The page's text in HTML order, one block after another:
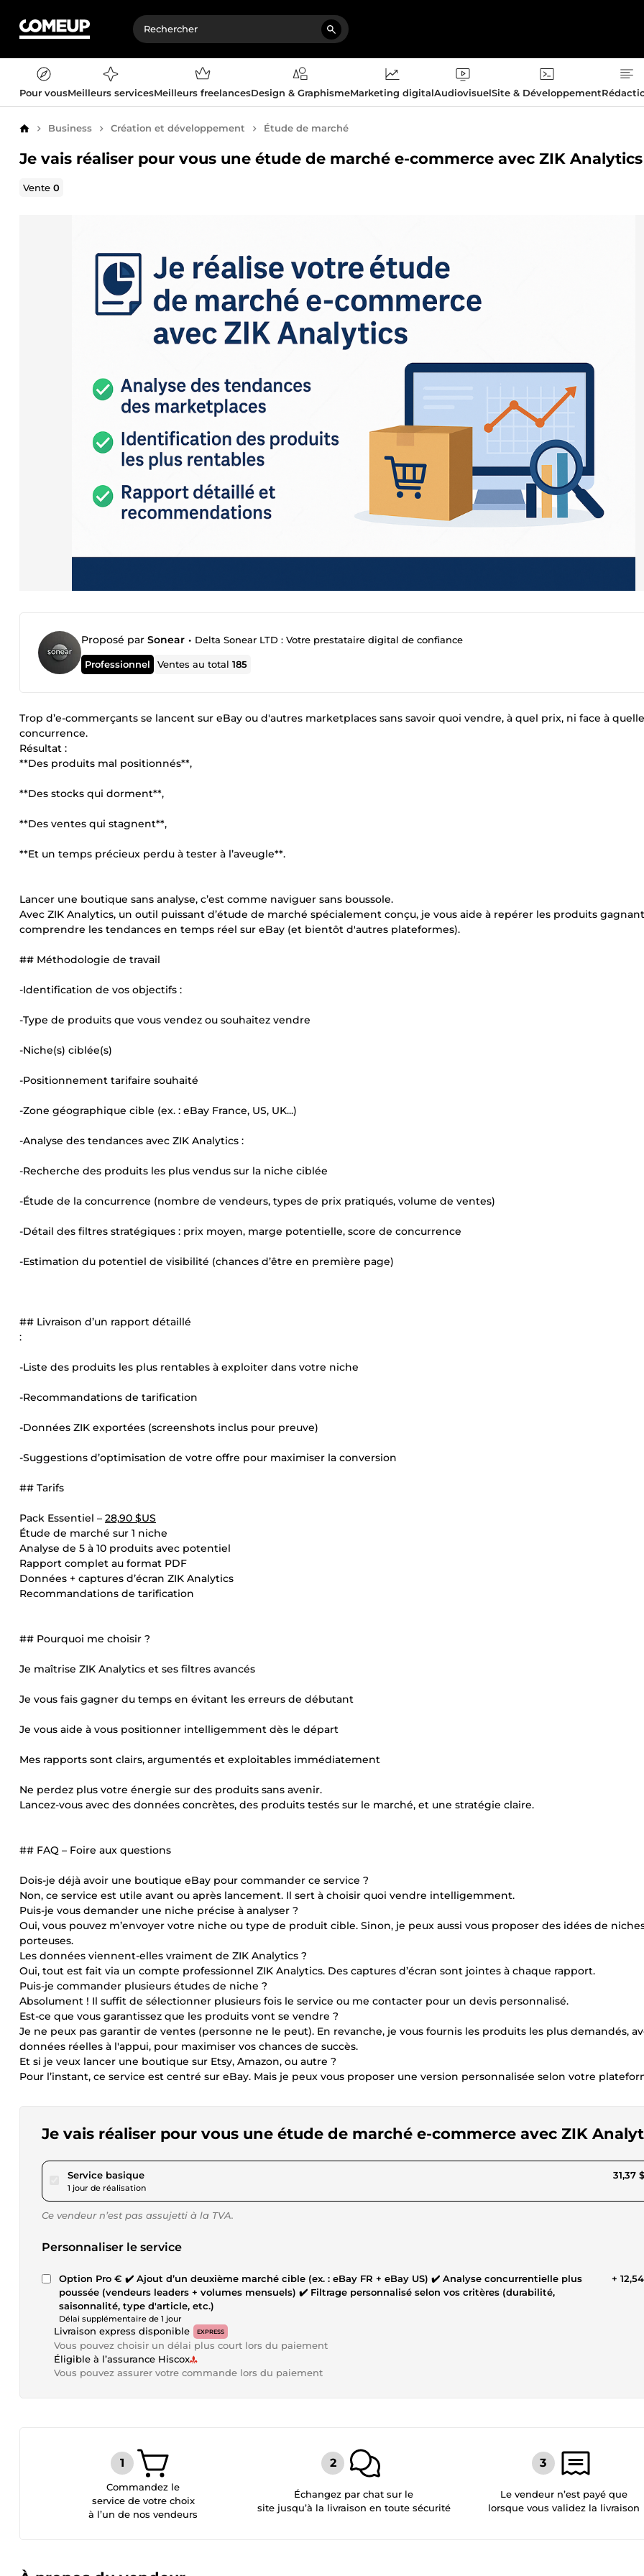
Pour vousMeilleurs servicesMeilleurs freelancesDesign & GraphismeMarketing digitalAudiovisuelSite & Développement
AccueilBusiness Création et développement Étude de marché
Je vais réaliser pour vous une étude de marché e-commerce avec ZIK Analytics
Vente0
Proposé par Sonear • Delta Sonear LTD : Votre prestataire digital de confiance
Professionnel Ventes au total185
Trop d’e-commerçants se lancent sur eBay ou d'autres marketplaces sans savoir quoi vendre, à quel prix, ni face à quelle
concurrence.
Résultat :
**Des produits mal positionnés**,
**Des stocks qui dorment**,
**Des ventes qui stagnent**,
**Et un temps précieux perdu à tester à l’aveugle**.
Lancer une boutique sans analyse, c’est comme naviguer sans boussole.
Avec ZIK Analytics, un outil puissant d’étude de marché spécialement conçu, je vous aide à repérer les produits
comprendre les tendances en temps réel sur eBay (et bientôt d'autres plateformes).
## Méthodologie de travail
-Identification de vos objectifs :
-Type de produits que vous vendez ou souhaitez vendre
-Niche(s) ciblée(s)
-Positionnement tarifaire souhaité
-Zone géographique cible (ex. : eBay France, US, UK...)
-Analyse des tendances avec ZIK Analytics :
-Recherche des produits les plus vendus sur la niche ciblée
-Étude de la concurrence (nombre de vendeurs, types de prix pratiqués, volume de ventes)
-Détail des filtres stratégiques : prix moyen, marge potentielle, score de concurrence
-Estimation du potentiel de visibilité (chances d’être en première page)
## Livraison d’un rapport détaillé
:
-Liste des produits les plus rentables à exploiter dans votre niche
-Recommandations de tarification
-Données ZIK exportées (screenshots inclus pour preuve)
-Suggestions d’optimisation de votre offre pour maximiser la conversion
## Tarifs
Pack Essentiel – 28,90 $US
Étude de marché sur 1 niche
Analyse de 5 à 10 produits avec potentiel
Rapport complet au format PDF
Données + captures d’écran ZIK Analytics
Recommandations de tarification
## Pourquoi me choisir ?
Je maîtrise ZIK Analytics et ses filtres avancés
Je vous fais gagner du temps en évitant les erreurs de débutant
Je vous aide à vous positionner intelligemment dès le départ
Mes rapports sont clairs, argumentés et exploitables immédiatement
Ne perdez plus votre énergie sur des produits sans avenir.
Lancez-vous avec des données concrètes, des produits testés sur le marché, et une stratégie claire.
## FAQ – Foire aux questions
Dois-je déjà avoir une boutique eBay pour commander ce service ?
Non, ce service est utile avant ou après lancement. Il sert à choisir quoi vendre intelligemment.
Puis-je vous demander une niche précise à analyser ?
Oui, vous pouvez m’envoyer votre niche ou type de produit cible. Sinon, je peux aussi vous proposer des idées de
porteuses.
Les données viennent-elles vraiment de ZIK Analytics ?
Oui, tout est fait via un compte professionnel ZIK Analytics. Des captures d’écran sont jointes à chaque rapport.
Puis-je commander plusieurs études de niche ?
Absolument ! Il suffit de sélectionner plusieurs fois le service ou me contacter pour un devis personnalisé.
Est-ce que vous garantissez que les produits vont se vendre ?
Je ne peux pas garantir de ventes (personne ne le peut). En revanche, je vous fournis les produits les plus demandés,
données réelles à l'appui, pour maximiser vos chances de succès.
Et si je veux lancer une boutique sur Etsy, Amazon, ou autre ?
Pour l’instant, ce service est centré sur eBay. Mais je peux vous proposer une version personnalisée selon votre
Je vais réaliser pour vous une étude de marché e-commerce avec ZIK
Service basiquepour 28,90 $US
1 jour de réalisation
31,37
Ce vendeur n’est pas assujetti à la TVA.
Personnaliser le service
Option Pro € ✔️ Ajout d’un deuxième marché cible (ex. : eBay FR + eBay US) ✔️ Analyse concurrentielle plus
poussée (vendeurs leaders + volumes mensuels) ✔️ Filtrage personnalisé selon vos critères (durabilité,
saisonnalité, type d'article, etc.)
Délai supplémentaire de 1 jour
+
Livraison express disponible EXPRESS
Vous pouvez choisir un délai plus court lors du paiement
Éligible à l’assurance Hiscox
Vous pouvez assurer votre commande lors du paiement
Commandez le
service de votre choix
à l’un de nos vendeurs
Échangez par chat sur le
site jusqu’à la livraison en toute sécurité
Le vendeur n’est payé que
lorsque vous validez la livraison